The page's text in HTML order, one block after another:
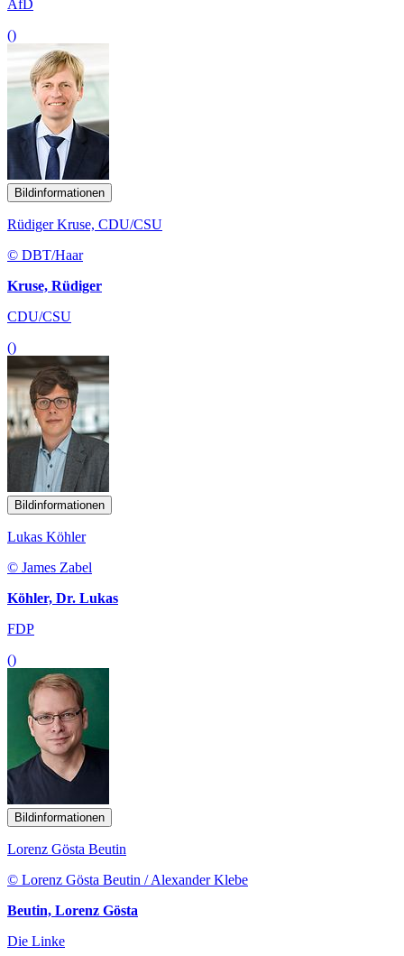
AfD
()
Bildinformationen
Rüdiger Kruse, CDU/CSU
© DBT/Haar
Kruse, Rüdiger
CDU/CSU
()
Bildinformationen
Lukas Köhler
© James Zabel
Köhler, Dr. Lukas
FDP
()
Bildinformationen
Lorenz Gösta Beutin
© Lorenz Gösta Beutin / Alexander Klebe
Beutin, Lorenz Gösta
Die Linke